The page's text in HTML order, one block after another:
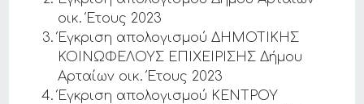
οικ. Έτους 2023
Έγκριση απολογισμού ΔΗΜΟΤΙΚΗΣ
ΚΟΙΝΩΦΕΛΟΥΣ ΕΠΙΧΕΙΡΙΣΗΣ Δήμου
Αρταίων οικ. Έτους 2023
Έγκριση απολογισμού ΚΕΝΤΡΟΥ